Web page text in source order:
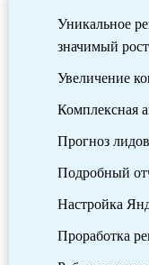
Уникальное
значимый
Увеличение
Комплексная
Прогноз лидов
Подробный
Настройка
Проработка